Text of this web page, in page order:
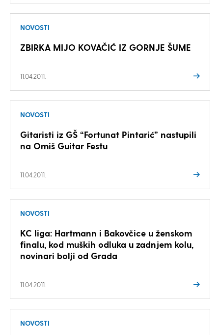
NOVOSTI
ZBIRKA MIJO KOVAČIĆ IZ GORNJE ŠUME
11.04.2011.
NOVOSTI
Gitaristi iz GŠ “Fortunat Pintarić” nastupili
na Omiš Guitar Festu
11.04.2011.
NOVOSTI
KC liga: Hartmann i Bakovčice u ženskom
finalu, kod muških odluka u zadnjem kolu,
novinari bolji od Grada
11.04.2011.
NOVOSTI